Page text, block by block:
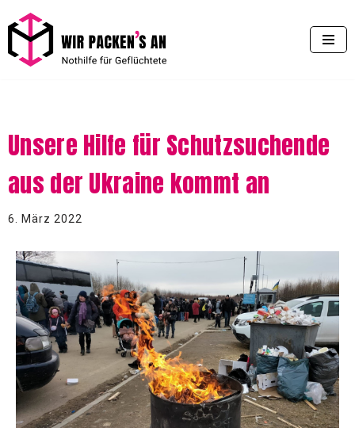
Zum
Inhalt
Unsere Hilfe für Schutzsuchende
aus der Ukraine kommt an
6. März 2022